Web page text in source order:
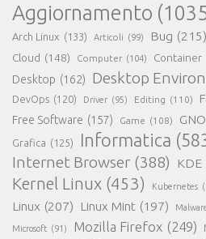
Aggiornamento
Arch Linux (133) Articoli (99) Bug (215)
Cloud (148) Computer (104) Container
Desktop (162) Desktop
DevOps (120) Driver (95) Editing (110)
Free Software (157) Game (108)
Grafica (125) Informatica
Internet Browser (388) KDE
Kernel Linux (453) Kubernetes
Linux (207) Linux Mint (197)
Microsoft (91) Mozilla Firefox (249)